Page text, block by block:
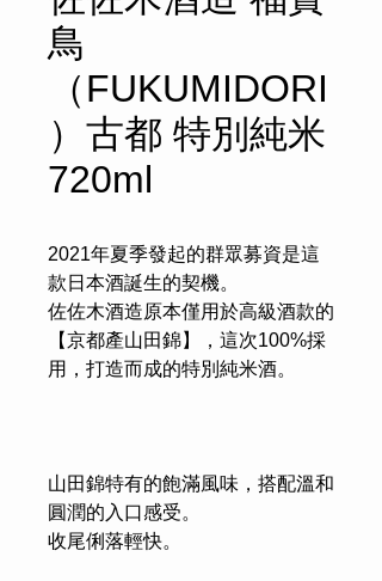
鳥
（FUKUMIDORI
）古都 特別純米
720ml
2021年夏季發起的群眾募資是這
款日本酒誕生的契機。
佐佐木酒造原本僅用於高級酒款的
【京都產山田錦】，這次100%採
用，打造而成的特別純米酒。
山田錦特有的飽滿風味，搭配溫和
圓潤的入口感受。
收尾俐落輕快。